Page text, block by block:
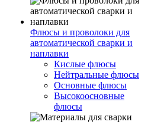
Флюсы и проволоки для
автоматической сварки и
наплавки
Кислые флюсы
Нейтральные флюсы
Основные флюсы
Высокоосновные
флюсы